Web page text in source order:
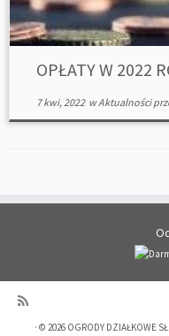
OPŁATY W 2022
7 kwi, 2022wAktualności
· © 2026 OGRODY DZIAŁKOWE